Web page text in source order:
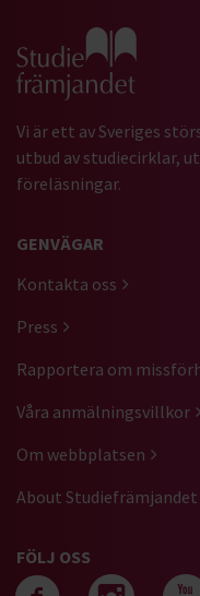
Gå till
Vi är ett av Sveriges
utbud av studiecirklar,
föreläsningar.
GENVÄGAR
Kontakta oss
Press
Rapportera om
Våra anmälningsvillkor
Om webbplatsen
About Studiefrämjandet
FÖLJ OSS